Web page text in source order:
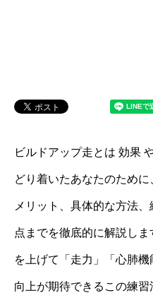
ビルドアップ走とは 効果
どり着いたあなたのため
メリット、具体的な方法
点までを徹底的に解説し
を上げて「走力」「心肺
向上が期待できるこの練